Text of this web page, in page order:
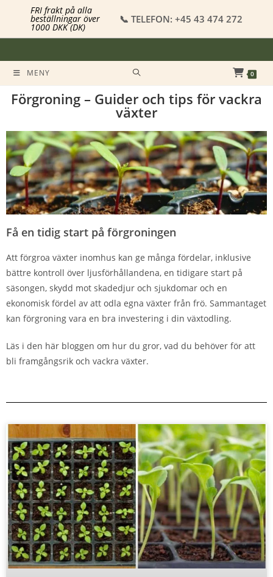
📞 TELEFON: +45 43 474 272
FRI frakt på alla
beställningar över
1000 DKK (DK)
0
MENY
Förgroning – Guider och tips för vackra
växter
Få en tidig start på förgroningen
Att förgroa växter inomhus kan ge många fördelar, inklusive
bättre kontroll över ljusförhållandena, en tidigare start på
säsongen, skydd mot skadedjur och sjukdomar och en
ekonomisk fördel av att odla egna växter från frö. Sammantaget
kan förgroning vara en bra investering i din växtodling.
Läs i den här bloggen om hur du gror, vad du behöver för att
bli framgångsrik och vackra växter.